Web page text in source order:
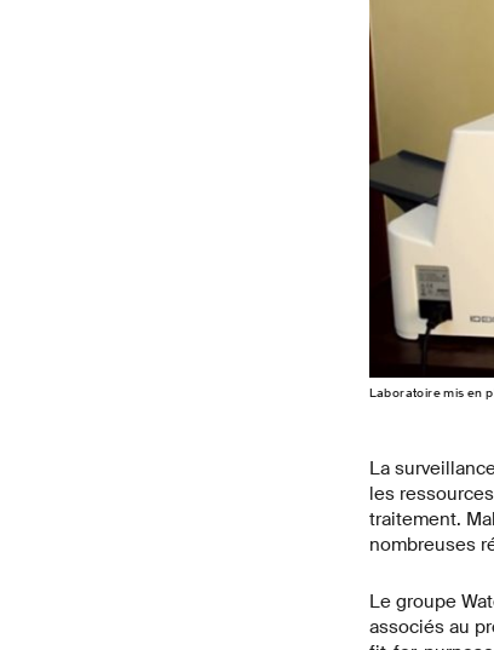
Laboratoire mis en
La
les
traitement.
nombreuses
Le groupe
associés au